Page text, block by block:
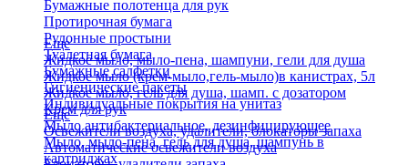
Бумажные полотенца для рук
Протирочная бумага
Рулонные простыни
Туалетная бумага
Бумажные салфетки
Гигиенические пакеты
Индивидуальные покрытия на унитаз
Еще
Жидкое мыло, мыло-пена, шампуни, гели для душа
Жидкое мыло (крем-мыло,гель-мыло)в канистрах, 5л
Жидкое мыло, гель для душа, шамп. с дозатором
Крем для рук
Мыло антибактериальное, дезинфицирующее
Мыло, мыло-пена, гель для душа, шампунь в
картриджах
Еще
Освежители воздуха, удалители, блокаторы запаха
Автоматические освежители воздуха